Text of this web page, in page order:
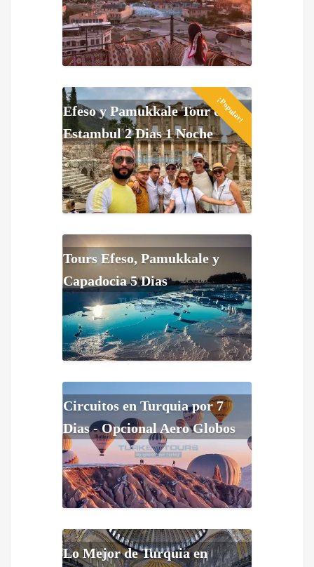
¡Popular!
Efeso y Pamukkale Tour de
Estambul 2 Dias 1 Noche
Tours Efeso, Pamukkale y
Capadocia 5 Dias
Circuitos en Turquia por 7
Dias - Opcional Aero Globos
Lo Mejor de Turquia en